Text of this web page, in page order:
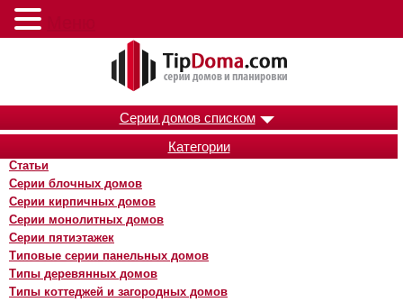
Серии домов списком
Категории
Статьи
Серии блочных домов
Серии кирпичных домов
Серии монолитных домов
Серии пятиэтажек
Типовые серии панельных домов
Типы деревянных домов
Типы коттеджей и загородных домов